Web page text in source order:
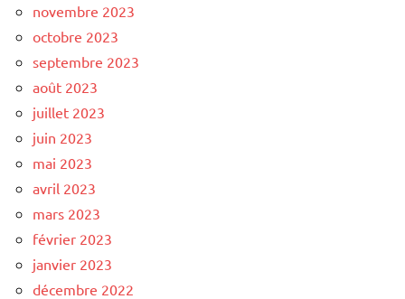
novembre 2023
octobre 2023
septembre 2023
août 2023
juillet 2023
juin 2023
mai 2023
avril 2023
mars 2023
février 2023
janvier 2023
décembre 2022